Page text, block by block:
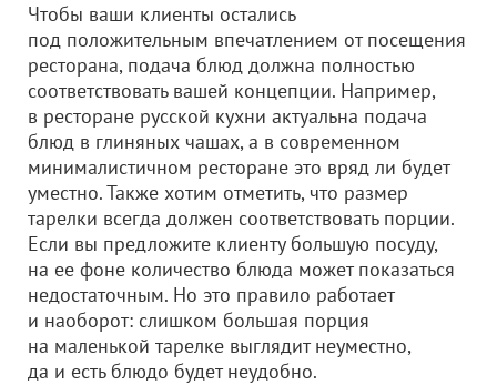
Чтобы ваши клиенты остались
под положительным впечатлением от посещения
ресторана, подача блюд должна полностью
соответствовать вашей концепции. Например,
в ресторане русской кухни актуальна подача
блюд в глиняных чашах, а в современном
минималистичном ресторане это вряд ли будет
уместно. Также хотим отметить, что размер
тарелки всегда должен соответствовать порции.
Если вы предложите клиенту большую посуду,
на ее фоне количество блюда может показаться
недостаточным. Но это правило работает
и наоборот: слишком большая порция
на маленькой тарелке выглядит неуместно,
да и есть блюдо будет неудобно.